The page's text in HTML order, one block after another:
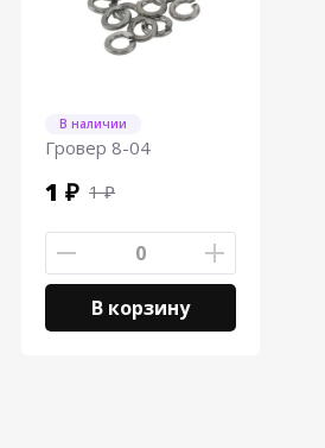
В наличии
Гровер 8-04
1 ₽ 1 ₽
В корзину